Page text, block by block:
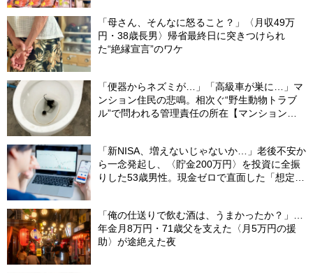
「母さん、そんなに怒ること？」〈月収49万
円・38歳長男〉帰省最終日に突きつけられ
た“絶縁宣言”のワケ
「便器からネズミが…」「高級車が巣に…」マ
ンション住民の悲鳴。相次ぐ“野生動物トラブ
ル”で問われる管理責任の所在【マンション管
「新NISA、増えないじゃないか…」老後不安か
ら一念発起し、〈貯金200万円〉を投資に全振
りした53歳男性。現金ゼロで直面した「想定外
「俺の仕送りで飲む酒は、うまかったか？」…
年金月8万円・71歳父を支えた〈月5万円の援
助〉が途絶えた夜